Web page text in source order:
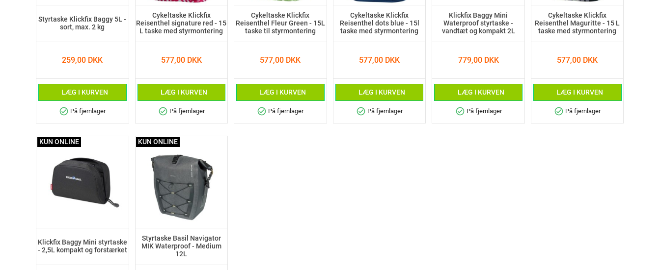
Styrtaske Klickfix Baggy 5L -
sort, max. 2 kg
259,00 DKK
LÆG I KURVEN
check_circle På fjernlager
Cykeltaske Klickfix
Reisenthel signature red - 15
L taske med styrmontering
577,00 DKK
LÆG I KURVEN
check_circle På fjernlager
Cykeltaske Klickfix
Reisenthel Fleur Green - 15L
taske til styrmontering
577,00 DKK
LÆG I KURVEN
check_circle På fjernlager
Cykeltaske Klickfix
Reisenthel dots blue - 15l
taske med styrmontering
577,00 DKK
LÆG I KURVEN
check_circle På fjernlager
Klickfix Baggy Mini
Waterproof styrtaske -
vandtæt og kompakt 2L
779,00 DKK
LÆG I KURVEN
check_circle På fjernlager
Cykeltaske Klickfix
Reisenthel Maguritte - 15 L
taske med styrmontering
577,00 DKK
LÆG I KURVEN
check_circle På fjernlager
Klickfix Baggy Mini styrtaske
- 2,5L kompakt og forstærket
KUN ONLINE
Styrtaske Basil Navigator
MIK Waterproof - Medium
12L
KUN ONLINE